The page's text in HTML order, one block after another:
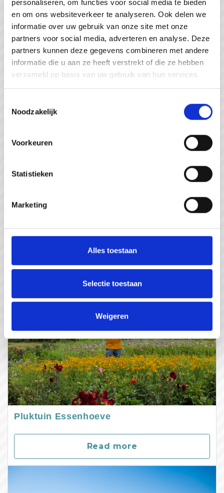
personaliseren, om functies voor social media te bieden
en om ons websiteverkeer te analyseren. Ook delen we
informatie over uw gebruik van onze site met onze
partners voor social media, adverteren en analyse. Deze
partners kunnen deze gegevens combineren met andere
informatie die u aan ze heeft verstrekt of die ze hebben
verzameld op basis van uw gebruik van hun services.
Noodzakelijk
Voorkeuren
Statistieken
Marketing
Alles toestaan
Selectie toestaan
Weigeren
#WeZienJeHierGraag
Strandpaviljoen de Piraat Cadzand
Read more
Pluktuin Essenhoeve
Read more